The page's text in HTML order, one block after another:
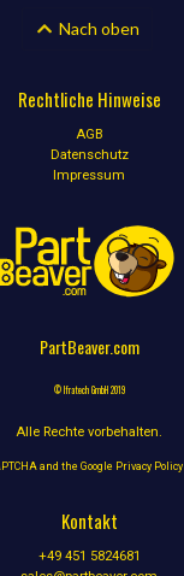
Nach oben
Rechtliche Hinweise
AGB
Datenschutz
Impressum
PartBeaver.com
© Ifratech GmbH 2019
Alle Rechte vorbehalten.
and the Google Privacy Policy
Kontakt
+49 451 5824681